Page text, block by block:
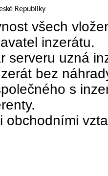
Republiky
všech
inzerátu.
serveru uzná
bez
s
obchodními